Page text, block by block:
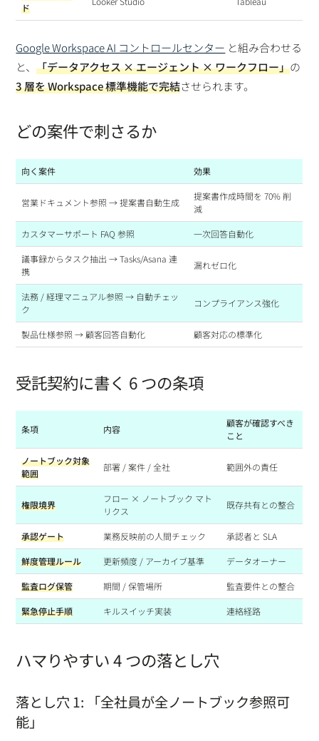
ド
Google Workspace AI コントロールセンター と組み合わせる
と、「データアクセス × エージェント × ワークフロー」の
3 層を Workspace 標準機能で完結させられます。
どの案件で刺さるか
向く案件 効果
営業ドキュメント参照 → 提案書自動生成
提案書作成時間を 70% 削
減
カスタマーサポート FAQ 参照 一次回答自動化
議事録からタスク抽出 → Tasks/Asana 連
携
漏れゼロ化
法務 / 経理マニュアル参照 → 自動チェッ
ク
コンプライアンス強化
製品仕様参照 → 顧客回答自動化 顧客対応の標準化
受託契約に書く 6 つの条項
条項 内容
顧客が確認すべき
こと
ノートブック対象
範囲
部署 / 案件 / 全社 範囲外の責任
権限境界
フロー × ノートブック マト
リクス
既存共有との整合
承認ゲート 業務反映前の人間チェック 承認者と SLA
鮮度管理ルール 更新頻度 / アーカイブ基準 データオーナー
監査ログ保管 期間 / 保管場所 監査要件との整合
緊急停止手順 キルスイッチ実装 連絡経路
ハマりやすい 4 つの落とし穴
落とし穴 1: 「全社員が全ノートブック参照可
能」